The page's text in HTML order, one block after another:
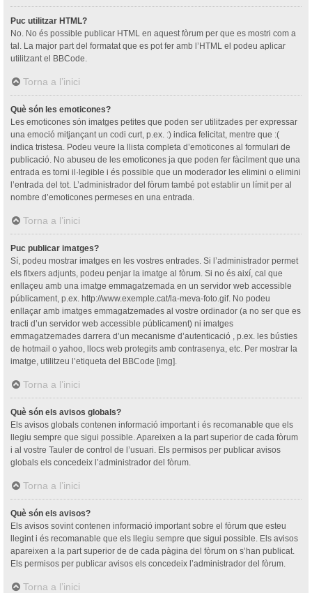
Puc utilitzar HTML?
No. No és possible publicar HTML en aquest fòrum per que es mostri com a
tal. La major part del formatat que es pot fer amb l’HTML el podeu aplicar
utilitzant el BBCode.
Torna a l’inici
Què són les emoticones?
Les emoticones són imatges petites que poden ser utilitzades per expressar
una emoció mitjançant un codi curt, p.ex. :) indica felicitat, mentre que :(
indica tristesa. Podeu veure la llista completa d’emoticones al formulari de
publicació. No abuseu de les emoticones ja que poden fer fàcilment que una
entrada es torni il·legible i és possible que un moderador les elimini o elimini
l’entrada del tot. L’administrador del fòrum també pot establir un límit per al
nombre d’emoticones permeses en una entrada.
Torna a l’inici
Puc publicar imatges?
Sí, podeu mostrar imatges en les vostres entrades. Si l’administrador permet
els fitxers adjunts, podeu penjar la imatge al fòrum. Si no és així, cal que
enllaçeu amb una imatge emmagatzemada en un servidor web accessible
públicament, p.ex. http://www.exemple.cat/la-meva-foto.gif. No podeu
enllaçar amb imatges emmagatzemades al vostre ordinador (a no ser que es
tracti d’un servidor web accessible públicament) ni imatges
emmagatzemades darrera d’un mecanisme d’autenticació , p.ex. les bústies
de hotmail o yahoo, llocs web protegits amb contrasenya, etc. Per mostrar la
imatge, utilitzeu l’etiqueta del BBCode [img].
Torna a l’inici
Què són els avisos globals?
Els avisos globals contenen informació important i és recomanable que els
llegiu sempre que sigui possible. Apareixen a la part superior de cada fòrum
i al vostre Tauler de control de l’usuari. Els permisos per publicar avisos
globals els concedeix l’administrador del fòrum.
Torna a l’inici
Què són els avisos?
Els avisos sovint contenen informació important sobre el fòrum que esteu
llegint i és recomanable que els llegiu sempre que sigui possible. Els avisos
apareixen a la part superior de de cada pàgina del fòrum on s’han publicat.
Els permisos per publicar avisos els concedeix l’administrador del fòrum.
Torna a l’inici